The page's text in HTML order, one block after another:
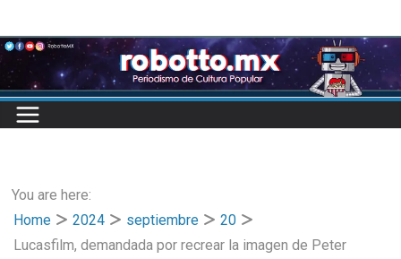
to
content
You are here:
Home
2024 septiembre
20
Lucasfilm, demandada por recrear la imagen de Peter